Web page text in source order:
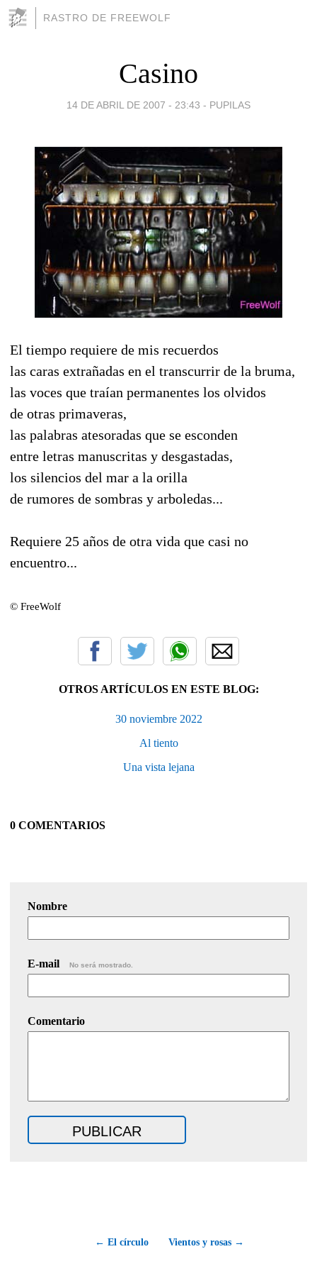
RASTRO DE FREEWOLF
Casino
14 DE ABRIL DE 2007 - 23:43 - PUPILAS
El tiempo requiere de mis recuerdos
las caras extrañadas en el transcurrir de la bruma,
las voces que traían permanentes los olvidos
de otras primaveras,
las palabras atesoradas que se esconden
entre letras manuscritas y desgastadas,
los silencios del mar a la orilla
de rumores de sombras y arboledas...
Requiere 25 años de otra vida que casi no
encuentro...
© FreeWolf
OTROS ARTÍCULOS EN ESTE BLOG:
30 noviembre 2022
Al tiento
Una vista lejana
0 COMENTARIOS
Nombre
E-mail No será mostrado.
Comentario
← El círculo Vientos y rosas →